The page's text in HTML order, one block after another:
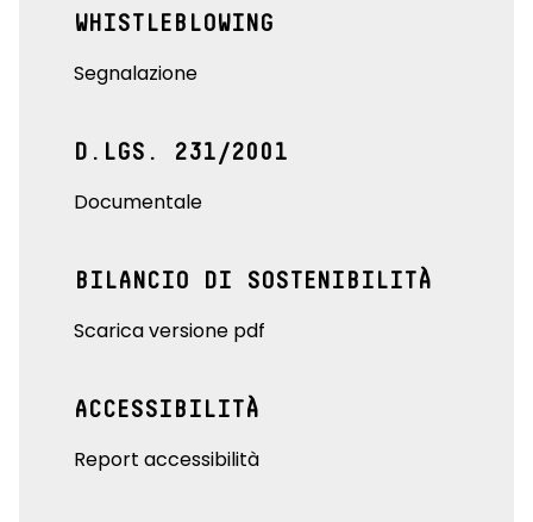
WHISTLEBLOWING
Segnalazione
D.LGS. 231/2001
Documentale
BILANCIO DI SOSTENIBILITÀ
Scarica versione pdf
ACCESSIBILITÀ
Report accessibilità